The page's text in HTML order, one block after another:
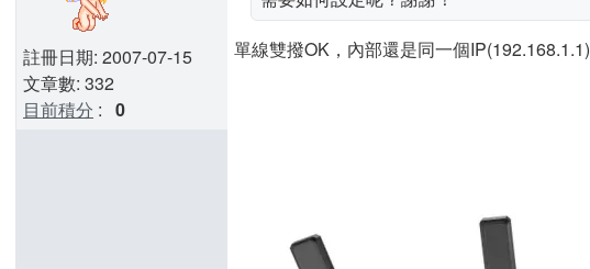
註冊日期: 2007-07-15
文章數: 332
目前積分 : 0
單線雙撥OK，內部還是同一個IP(192.168.1.1)